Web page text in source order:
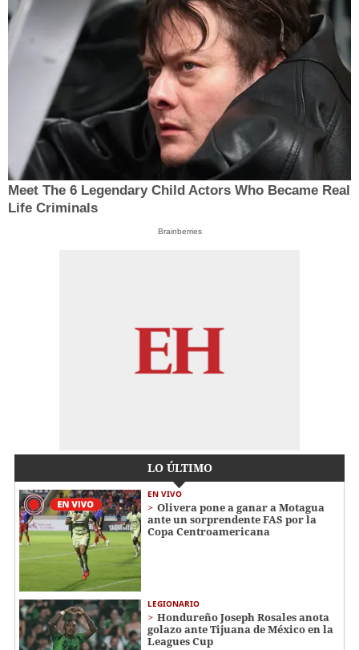
Meet The 6 Legendary Child Actors Who Became Real
Life Criminals
Brainberries
LO ÚLTIMO
EN VIVO
Olivera pone a ganar a Motagua
ante un sorprendente FAS por la
Copa Centroamericana
LEGIONARIO
Hondureño Joseph Rosales anota
golazo ante Tijuana de México en la
Leagues Cup